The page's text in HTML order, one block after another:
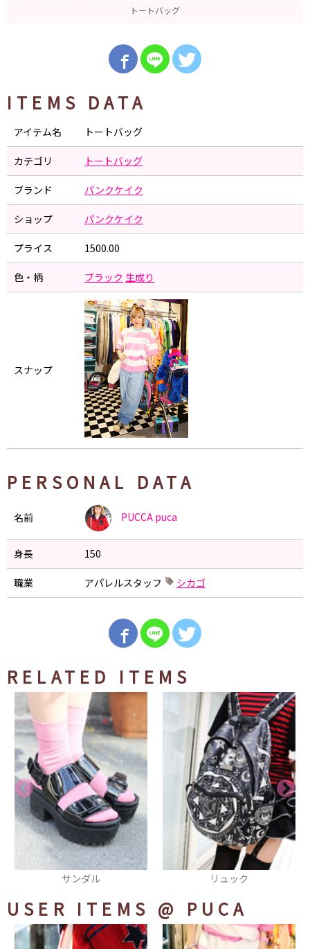
トートバッグ
ITEMS DATA
アイテム名 トートバッグ
カテゴリ トートバッグ
ブランド パンクケイク
ショップ パンクケイク
プライス 1500.00
色・柄 ブラック 生成り
スナップ
PERSONAL DATA
名前 PUCCA puca
身長 150
職業 アパレルスタッフ シカゴ
RELATED ITEMS
リュック ピアス
USER ITEMS @ PUCA